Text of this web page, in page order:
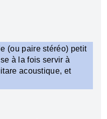
(ou paire stéréo) petit
à la fois servir à
acoustique, et